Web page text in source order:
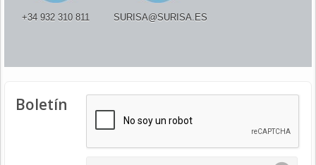
+34 932 310 811 SURISA@SURISA.ES
Boletín